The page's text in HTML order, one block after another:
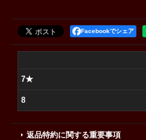
Facebookでシェア
7★
8
返品特約に関する重要事項